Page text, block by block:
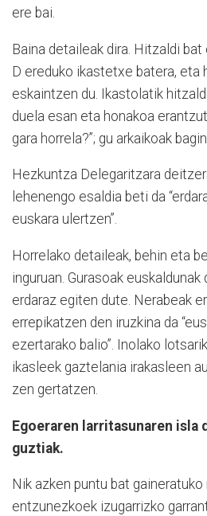
ere bai.
Baina detaileak dira. Hitzaldi
D ereduko ikastetxe batera, eta
eskaintzen du. Ikastolatik
duela esan eta honakoa
gara horrela?”; gu arkaikoak
Hezkuntza Delegaritzara
lehenengo esaldia beti da
euskara ulertzen”.
Horrelako detaileak, behin eta
inguruan. Gurasoak
erdaraz egiten dute. Nerabeak
errepikatzen den iruzkina da
ezertarako balio”. Inolako
ikasleek gaztelania irakasleen
zen gertatzen.
Egoeraren larritasunaren isla
guztiak.
Nik azken puntu bat gaineratuko
entzunezkoek izugarrizko